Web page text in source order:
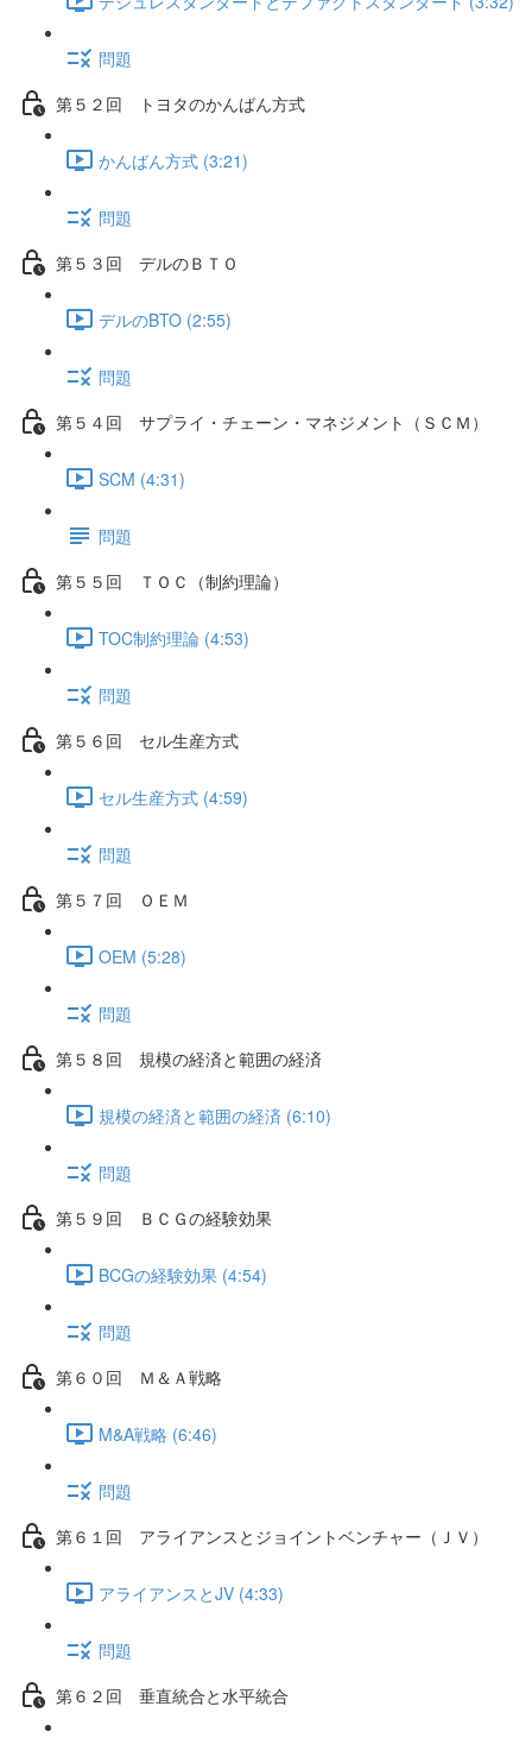
問題
第５２回 トヨタのかんばん方式
かんばん方式 (3:21)
問題
第５３回 デルのＢＴＯ
デルのBTO (2:55)
問題
第５４回 サプライ・チェーン・マネジメント（ＳＣＭ）
SCM (4:31)
問題
第５５回 ＴＯＣ（制約理論）
TOC制約理論 (4:53)
問題
第５６回 セル生産方式
セル生産方式 (4:59)
問題
第５７回 ＯＥＭ
OEM (5:28)
問題
第５８回 規模の経済と範囲の経済
規模の経済と範囲の経済 (6:10)
問題
第５９回 ＢＣＧの経験効果
BCGの経験効果 (4:54)
問題
第６０回 Ｍ＆Ａ戦略
M&A戦略 (6:46)
問題
第６１回 アライアンスとジョイントベンチャー（ＪＶ）
アライアンスとJV (4:33)
問題
第６２回 垂直統合と水平統合